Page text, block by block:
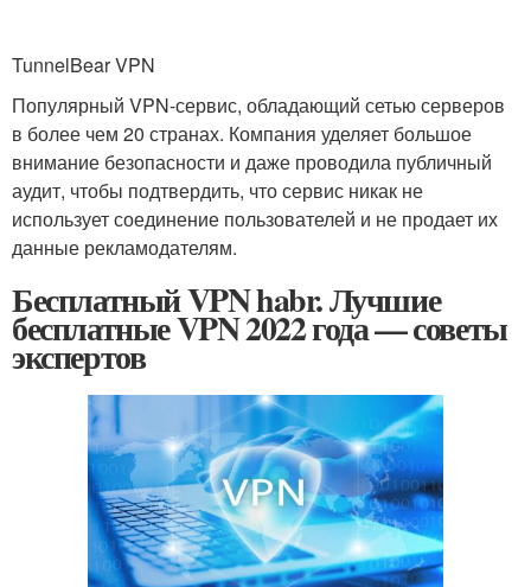
TunnelBear VPN
Популярный VPN-сервис, обладающий сетью серверов
в более чем 20 странах. Компания уделяет большое
внимание безопасности и даже проводила публичный
аудит, чтобы подтвердить, что сервис никак не
использует соединение пользователей и не продает их
данные рекламодателям.
Бесплатный VPN habr. Лучшие
бесплатные VPN 2022 года — советы
экспертов